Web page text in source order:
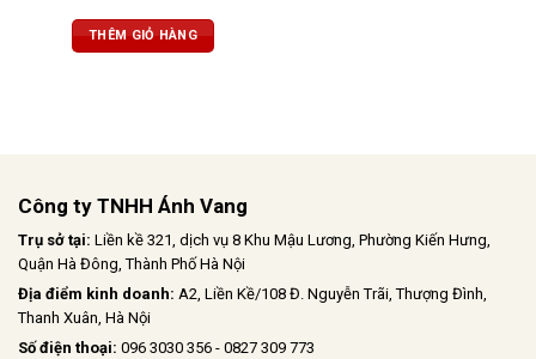
mát, kết cấu chắc chắn, hấp dẫn
THÊM GIỎ HÀNG
Công ty TNHH Ánh Vang
Trụ sở tại: Liền kề 321, dịch vụ 8 Khu Mậu Lương, Phường Kiến Hưng,
Quận Hà Đông, Thành Phố Hà Nội
Địa điểm kinh doanh: A2, Liền Kề/108 Đ. Nguyễn Trãi, Thượng Đình,
Thanh Xuân, Hà Nội
Số điện thoại: 096 3030 356 - 0827 309 773